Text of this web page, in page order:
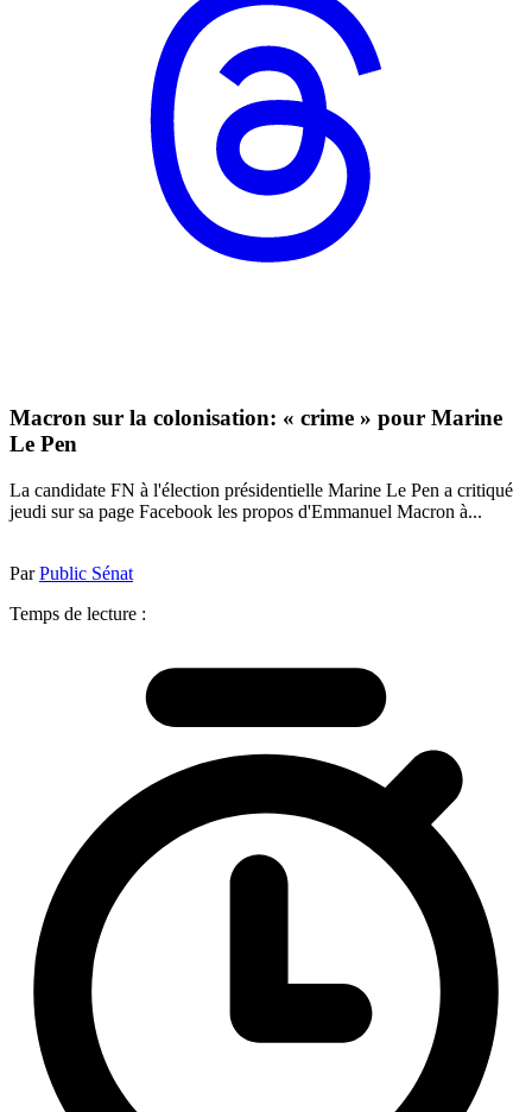
Macron sur la colonisation: « crime » pour Marine
Le Pen
La candidate FN à l'élection présidentielle Marine Le Pen a critiqué
jeudi sur sa page Facebook les propos d'Emmanuel Macron à...
ParPublic Sénat
Temps de lecture :